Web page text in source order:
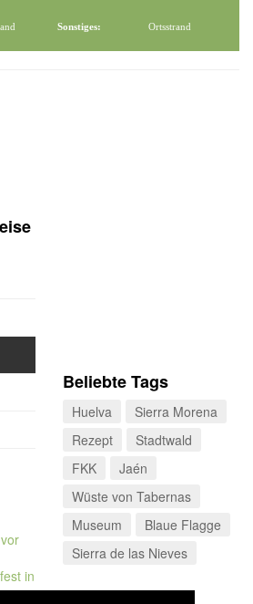
Sonstiges: Ortsstrand
in
Beliebte Tags
Huelva
Sierra Morena
Rezept
Stadtwald
FKK
Jaén
Wüste von Tabernas
Museum
Blaue Flagge
Sierra de las Nieves